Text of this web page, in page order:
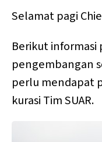
Selamat pagi
Berikut
pengembangan
perlu mendapat
kurasi Tim SUAR.